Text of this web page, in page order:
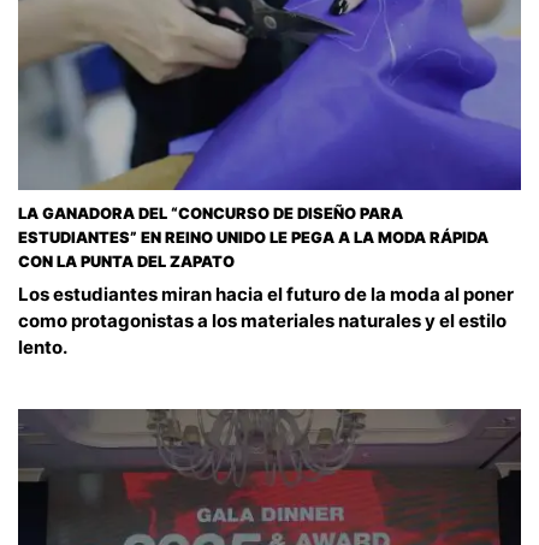
LA GANADORA DEL “CONCURSO DE DISEÑO PARA
ESTUDIANTES” EN REINO UNIDO LE PEGA A LA MODA RÁPIDA
CON LA PUNTA DEL ZAPATO
Los estudiantes miran hacia el futuro de la moda al poner
como protagonistas a los materiales naturales y el estilo
lento.